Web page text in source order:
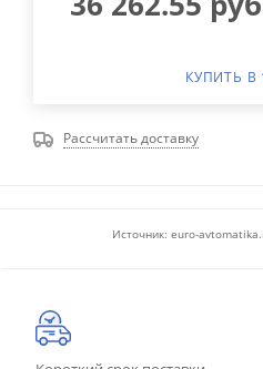
КУПИТЬ В
Рассчитать доставку
Источник: euro-